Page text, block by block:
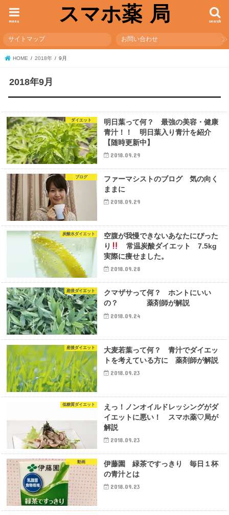
スマホ薬 局 search
menu
サイトマップ お問い合わせ
HOME 2018年 9月
2018年9月
ダイエット
明日葉って何？ 最強の美容・健康
青汁！！ 明日葉入り青汁を紹介
【随時更新中】
2018.09.29
ブログ
ファーマシストのブログ 気の向く
ままに
2018.09.29
炭酸水ダイエット
空腹が我慢できないあなたにぴった
り
常温炭酸ダイエット 7.5kg
実際に痩せました。
2018.09.28
産後ダイエット
クマザサって何？ ホントにいい
の？ 薬剤師が解説
2018.09.24
産後ダイエット
大麦若葉って何？ 青汁でダイエッ
トを考えている方に 薬剤師が解説
2018.09.23
低糖質ダイエット
えっ！ノンオイルドレッシングがダ
イエットに悪い！ スマホ薬♡局が
解説
2018.09.23
動画
伊藤園 緑茶ですっきり 毎日１杯
の青汁とは
2018.09.23